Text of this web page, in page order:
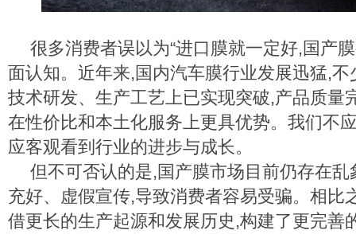
很多消费者误以为“进口膜就一定好,国产
面认知。近年来,国内汽车膜行业发展迅猛,
技术研发、生产工艺上已实现突破,产品质量
在性价比和本土化服务上更具优势。我们不
应客观看到行业的进步与成长。
但不可否认的是,国产膜市场目前仍存在
充好、虚假宣传,导致消费者容易受骗。相比
借更长的生产起源和发展历史,构建了更完善